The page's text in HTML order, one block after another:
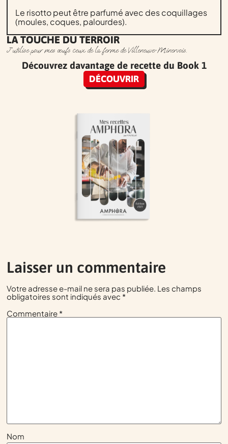
Le risotto peut être parfumé avec des coquillages
(moules, coques, palourdes).
LA TOUCHE DU TERROIR
J’utilise pour mes œufs ceux de la ferme de Villeneuve-Minervois.
Découvrez davantage de recette du Book 1
DÉCOUVRIR
Laisser un commentaire
Votre adresse e-mail ne sera pas publiée. Les champs
obligatoires sont indiqués avec *
Commentaire *
Nom